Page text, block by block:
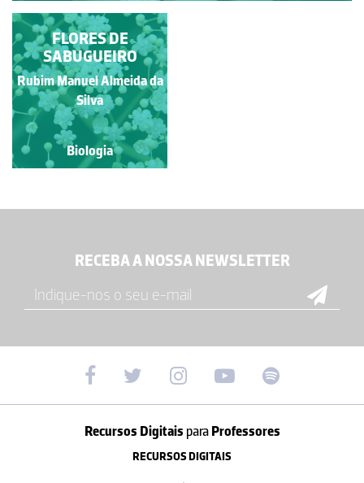
FORMAÇÃO DO
PSEUDOFRUTO DE
CARVALHO
ALVARINHO
Rubim Manuel Almeida da
Silva
Biologia
FLORES DE
SABUGUEIRO
Rubim Manuel Almeida da
Silva
Biologia
RECEBA A NOSSA NEWSLETTER
Recursos Digitais paraProfessores
RECURSOS DIGITAIS